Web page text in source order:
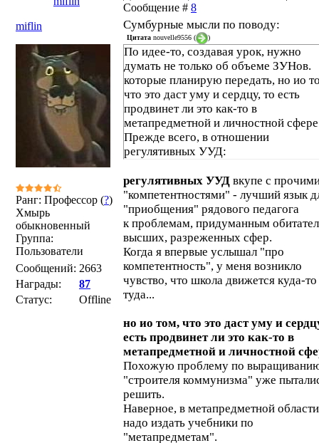
Сообщение # 8
miflin
Ранг: Профессор (?)
Хмырь
обыкновенный
Группа:
Пользователи
Сообщений: 2663
Награды:
87
Статус:
Offline
Сумбурные мысли по поводу:
Цитата nouvelle9556 ( )
По идее-то, создавая урок, нужно
думать не только об объеме ЗУНов.
которые планирую передать, но ио
что это даст уму и сердцу, то есть
продвинет ли это как-то в
метапредметной и личностной
Прежде всего, в отношении
регулятивных УУД:
регулятивных УУД вкупе с
"компетентностями" - лучший язык
"приобщения" рядового педагога
к проблемам, придуманным
высших, разреженных сфер.
Когда я впервые услышал "про
компетентность", у меня возникло
чувство, что школа движется куда-
туда...
но ио том, что это даст уму и
есть продвинет ли это как-то в
метапредметной и личностной
Похожую проблему по
"строителя коммунизма" уже
решить.
Наверное, в метапредметной области
надо издать учебники по
"метапредметам".